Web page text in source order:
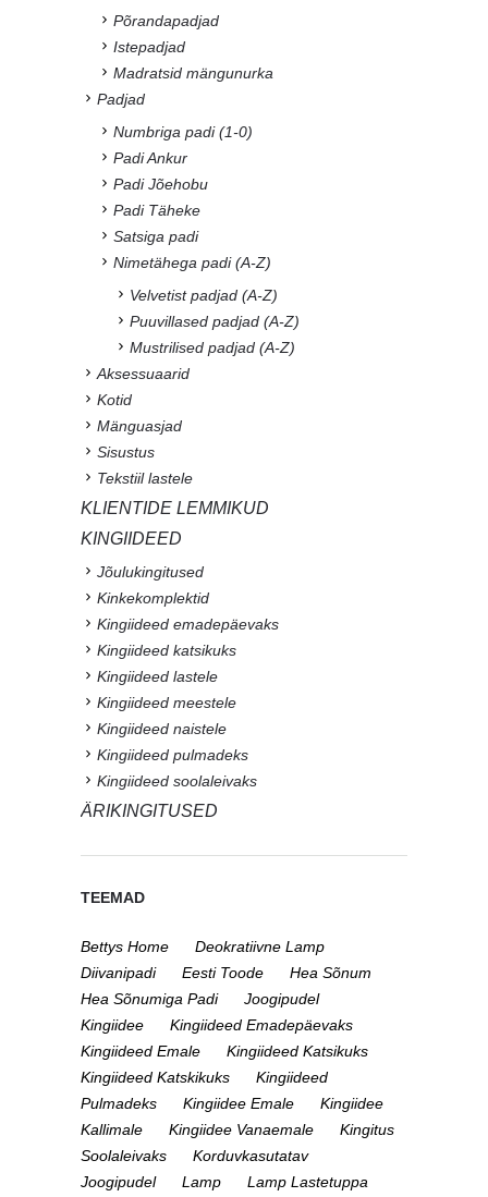
Põrandapadjad
Istepadjad
Madratsid mängunurka
Padjad
Numbriga padi (1-0)
Padi Ankur
Padi Jõehobu
Padi Täheke
Satsiga padi
Nimetähega padi (A-Z)
Velvetist padjad (A-Z)
Puuvillased padjad (A-Z)
Mustrilised padjad (A-Z)
Aksessuaarid
Kotid
Mänguasjad
Sisustus
Tekstiil lastele
KLIENTIDE LEMMIKUD
KINGIIDEED
Jõulukingitused
Kinkekomplektid
Kingiideed emadepäevaks
Kingiideed katsikuks
Kingiideed lastele
Kingiideed meestele
Kingiideed naistele
Kingiideed pulmadeks
Kingiideed soolaleivaks
ÄRIKINGITUSED
TEEMAD
Bettys Home
Deokratiivne Lamp
Diivanipadi
Eesti Toode
Hea Sõnum
Hea Sõnumiga Padi
Joogipudel
Kingiidee
Kingiideed Emadepäevaks
Kingiideed Emale
Kingiideed Katsikuks
Kingiideed Katskikuks
Kingiideed
Pulmadeks
Kingiidee Emale
Kingiidee
Kallimale
Kingiidee Vanaemale
Kingitus
Soolaleivaks
Korduvkasutatav
Joogipudel
Lamp
Lamp Lastetuppa